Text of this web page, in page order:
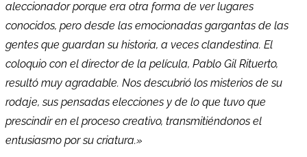
aleccionador porque era otra forma de ver lugares
conocidos, pero desde las emocionadas gargantas de las
gentes que guardan su historia, a veces clandestina. El
coloquio con el director de la película, Pablo Gil Rituerto,
resultó muy agradable. Nos descubrió los misterios de su
rodaje, sus pensadas elecciones y de lo que tuvo que
prescindir en el proceso creativo, transmitiéndonos el
entusiasmo por su criatura.»